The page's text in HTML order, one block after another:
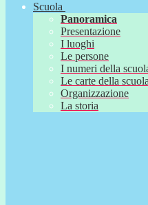
Scuola
Panoramica
Presentazione
I luoghi
Le persone
I numeri della
Le carte della scuola
Organizzazione
La storia